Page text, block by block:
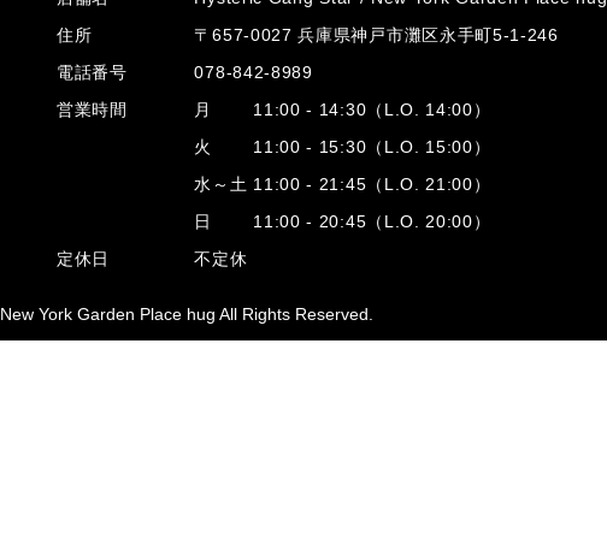
住所
〒657-0027 兵庫県神戸市灘区永手町5-1-246
電話番号
078-842-8989
営業時間
月 11:00 - 14:30（L.O. 14:00）
火 11:00 - 15:30（L.O. 15:00）
水～土 11:00 - 21:45（L.O. 21:00）
日 11:00 - 20:45（L.O. 20:00）
定休日
不定休
New York Garden Place hug All Rights Reserved.